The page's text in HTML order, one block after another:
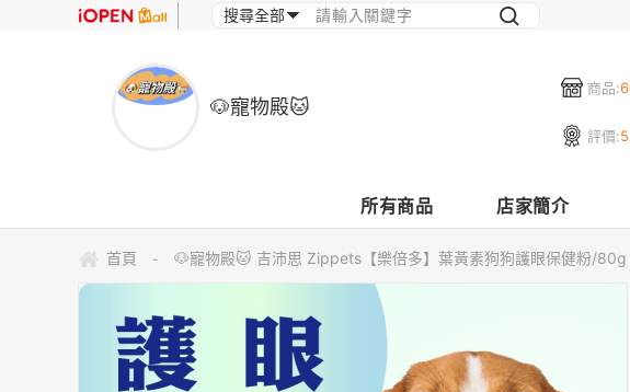
商品:
評價:
🐶寵物殿🐱
所有商品 店家簡介
首頁 - 🐶寵物殿🐱 吉沛思 Zippets【樂倍多】葉黃素狗狗護眼保健粉/